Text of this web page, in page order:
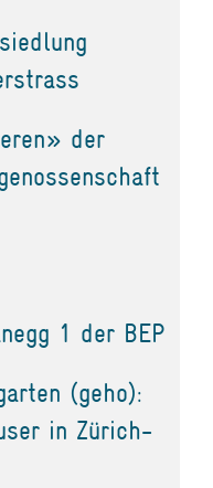
der
1 der BEP
(geho):
in Zürich-